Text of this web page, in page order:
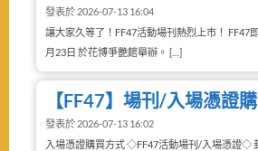
發表於 2026-07-13 16:04
讓大家久等了！FF47活動場刊熱烈上市！ FF47
月23日 於花博爭艷館舉辦。 […]
【FF47】場刊/入場憑證
發表於 2026-07-13 16:02
入場憑證購買方式 ◇FF47活動場刊/入場憑證◇